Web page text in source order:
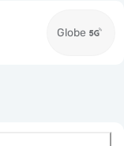
Globe